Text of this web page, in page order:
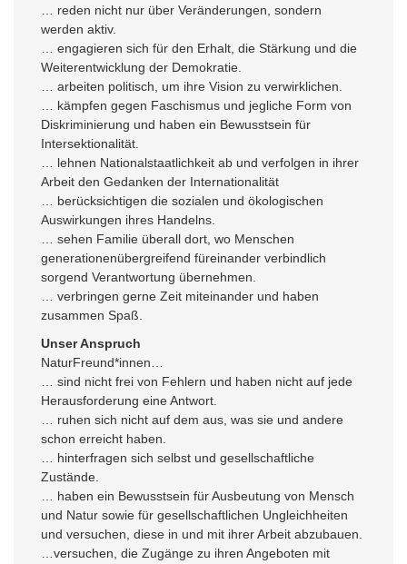
… reden nicht nur über Veränderungen, sondern
werden aktiv.
… engagieren sich für den Erhalt, die Stärkung und die
Weiterentwicklung der Demokratie.
… arbeiten politisch, um ihre Vision zu verwirklichen.
… kämpfen gegen Faschismus und jegliche Form von
Diskriminierung und haben ein Bewusstsein für
Intersektionalität.
… lehnen Nationalstaatlichkeit ab und verfolgen in ihrer
Arbeit den Gedanken der Internationalität
… berücksichtigen die sozialen und ökologischen
Auswirkungen ihres Handelns.
… sehen Familie überall dort, wo Menschen
generationenübergreifend füreinander verbindlich
sorgend Verantwortung übernehmen.
… verbringen gerne Zeit miteinander und haben
zusammen Spaß.
Unser Anspruch
NaturFreund*innen…
… sind nicht frei von Fehlern und haben nicht auf jede
Herausforderung eine Antwort.
… ruhen sich nicht auf dem aus, was sie und andere
schon erreicht haben.
… hinterfragen sich selbst und gesellschaftliche
Zustände.
… haben ein Bewusstsein für Ausbeutung von Mensch
und Natur sowie für gesellschaftlichen Ungleichheiten
und versuchen, diese in und mit ihrer Arbeit abzubauen.
…versuchen, die Zugänge zu ihren Angeboten mit